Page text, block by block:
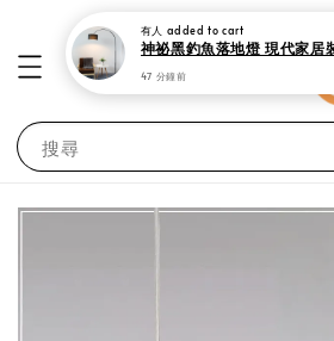
搜尋
47 分鐘前